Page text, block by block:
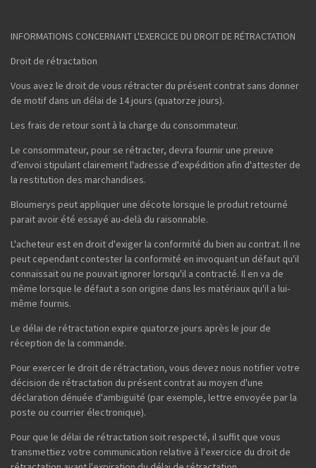
INFORMATIONS CONCERNANT L'EXERCICE DU DROIT DE RÉTRACTATION
Droit de rétractation
Vous avez le droit de vous rétracter du présent contrat sans donner
de motif dans un délai de 14 jours (quatorze jours).
Les frais de retour sont à la charge du consommateur.
Le consommateur, pour se rétracter, devra fournir une preuve
d’envoi stipulant clairement l'adresse d'expédition afin d'attester de
la restitution des marchandises.
Bloumerys peut appliquer une décote lorsque le produit retourné
parait avoir été essayé au-delà du raisonnable.
L'acheteur est en droit d'exiger la conformité du bien au contrat. Il ne
peut cependant contester la conformité en invoquant un défaut qu'il
connaissait ou ne pouvait ignorer lorsqu'il a contracté. Il en va de
même lorsque le défaut a son origine dans les matériaux qu'il a lui-
même fournis.
Le délai de rétractation expire quatorze jours après le jour de
réception de la commande.
Pour exercer le droit de rétractation, vous devez nous notifier votre
décision de rétractation du présent contrat au moyen d'une
déclaration dénuée d'ambiguïté (par exemple, lettre envoyée par la
poste ou courrier électronique).
Pour que le délai de rétractation soit respecté, il suffit que vous
transmettiez votre communication relative à l'exercice du droit de